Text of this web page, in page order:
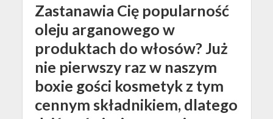
Zastanawia Cię popularność
oleju arganowego w
produktach do włosów? Już
nie pierwszy raz w naszym
boxie gości kosmetyk z tym
cennym składnikiem, dlatego